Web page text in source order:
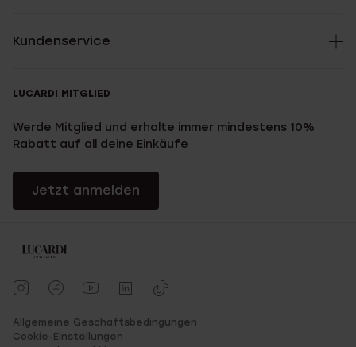
Kundenservice
LUCARDI MITGLIED
Werde Mitglied und erhalte immer mindestens 10%
Rabatt auf all deine Einkäufe
Jetzt anmelden
Allgemeine Geschäftsbedingungen
Cookie-Einstellungen